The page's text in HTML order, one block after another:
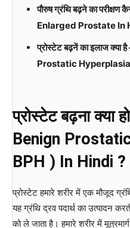
पौरुष ग्रंथि बढ़ने का परीक्षण
Enlarged Prostate In
प्रोस्टेट बढ़नें का इलाज
Prostatic Hyperplasia
प्रोस्टेट बढ़ना क्या
Benign
BPH ) In Hindi ?
प्रोस्टेट हमारे शरीर में एक मौजूद
यह ग्रंथि द्रव पदार्थ का उत्पादन
को ले जाता है। हमारे शरीर में